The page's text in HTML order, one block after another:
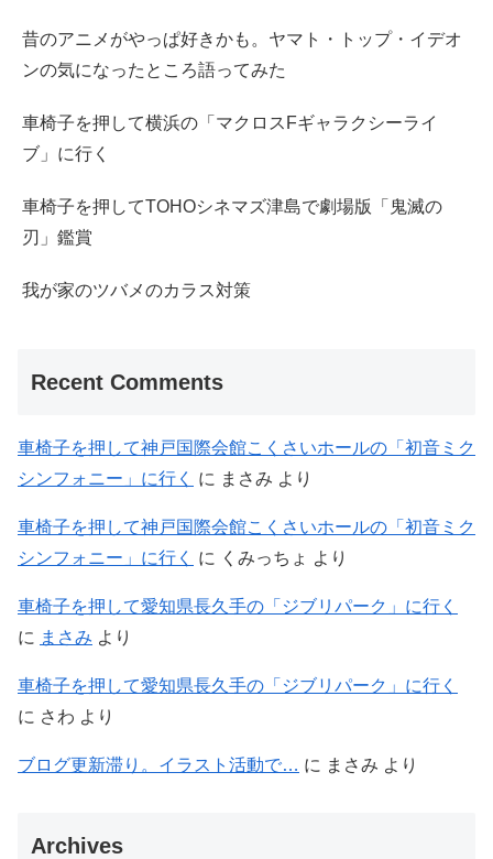
昔のアニメがやっぱ好きかも。ヤマト・トップ・イデオ
ンの気になったところ語ってみた
車椅子を押して横浜の「マクロスFギャラクシーライ
ブ」に行く
車椅子を押してTOHOシネマズ津島で劇場版「鬼滅の
刃」鑑賞
我が家のツバメのカラス対策
Recent Comments
車椅子を押して神戸国際会館こくさいホールの「初音ミク
シンフォニー」に行く
に まさみ より
車椅子を押して神戸国際会館こくさいホールの「初音ミク
シンフォニー」に行く
に くみっちょ より
車椅子を押して愛知県長久手の「ジブリパーク」に行く
に まさみ より
車椅子を押して愛知県長久手の「ジブリパーク」に行く
に さわ より
ブログ更新滞り。イラスト活動で… に まさみ より
Archives